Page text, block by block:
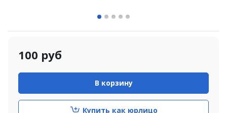
100 руб
В корзину
Купить как юрлицо